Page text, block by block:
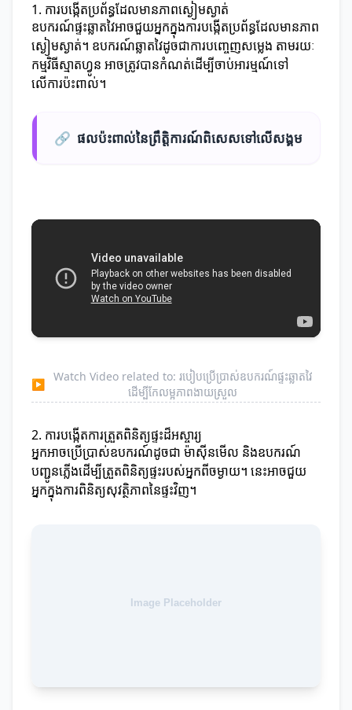
1. ការបង្កើតប្រព័ន្ធដែលមានភាពស្ងៀមស្ងាត់
ឧបករណ៍ផ្ទះឆ្លាតវៃអាចជួយអ្នកក្នុងការបង្កើតប្រព័ន្ធដែលមានភាព
ស្ងៀមស្ងាត់។ ឧបករណ៍ឆ្លាតវៃដូចជាការបញ្ចេញសម្លេង តាមរយៈ
កម្មវិធីស្មាតហ្វូន អាចត្រូវបានកំណត់ដើម្បីចាប់អារម្មណ៍ទៅ
លើការប៉ះពាល់។
🔗 ផលប៉ះពាល់នៃព្រឹត្តិការណ៍ពិសេសទៅលើសង្គម
▶
Watch Video related to: របៀបប្រើប្រាស់ឧបករណ៍ផ្ទះឆ្លាតវៃ
ដើម្បីកែលម្អភាពងាយស្រួល
2. ការបង្កើតការត្រួតពិនិត្យផ្ទះដ៏អស្ចារ្យ
អ្នកអាចប្រើប្រាស់ឧបករណ៍ដូចជា ម៉ាស៊ីនមើល និងឧបករណ៍
បញ្ជូនភ្លើងដើម្បីត្រួតពិនិត្យផ្ទះរបស់អ្នកពីចម្ងាយ។ នេះអាចជួយ
អ្នកក្នុងការពិនិត្យសុវត្ថិភាពនៃផ្ទះវិញ។